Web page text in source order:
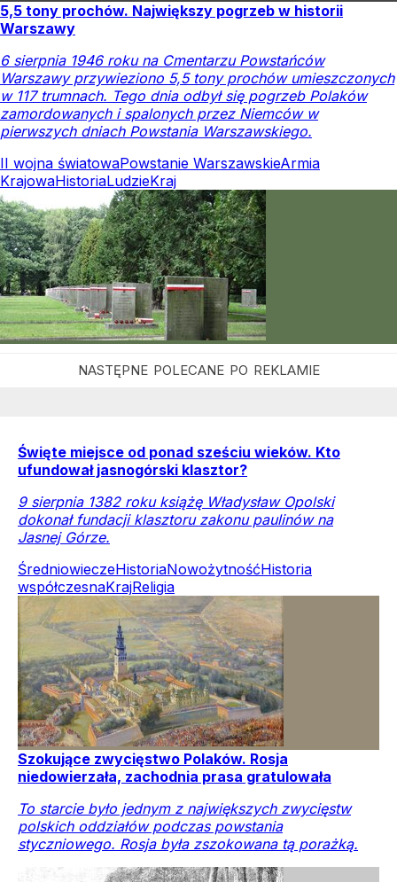
5,5 tony prochów. Największy pogrzeb w historii
Warszawy
6 sierpnia 1946 roku na Cmentarzu Powstańców
Warszawy przywieziono 5,5 tony prochów umieszczonych
w 117 trumnach. Tego dnia odbył się pogrzeb Polaków
zamordowanych i spalonych przez Niemców w
pierwszych dniach Powstania Warszawskiego.
II wojna światowaPowstanie WarszawskieArmia
KrajowaHistoriaLudzieKraj
Święte miejsce od ponad sześciu wieków. Kto
ufundował jasnogórski klasztor?
9 sierpnia 1382 roku książę Władysław Opolski
dokonał fundacji klasztoru zakonu paulinów na
Jasnej Górze.
ŚredniowieczeHistoriaNowożytnośćHistoria
współczesnaKrajReligia
Szokujące zwycięstwo Polaków. Rosja
niedowierzała, zachodnia prasa gratulowała
To starcie było jednym z największych zwycięstw
polskich oddziałów podczas powstania
styczniowego. Rosja była zszokowana tą porażką.